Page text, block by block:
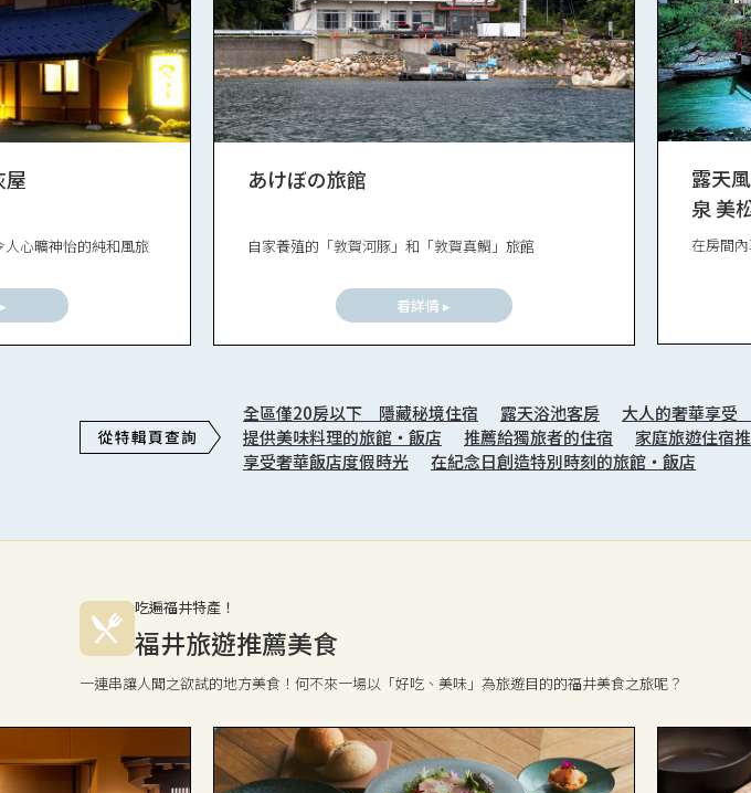
屋
心曠神怡的純和風旅
あけぼの旅館
自家養殖的「敦賀河豚」和「敦賀真鯛」旅館
看詳情 ▸
露天
泉 美
在房間
全區僅20房以下 隱藏秘境住宿 露天浴池客房 大人的奢華享受
提供美味料理的旅館・飯店
推薦給獨旅者的住宿 家庭旅遊住宿
享受奢華飯店度假時光
在紀念日創造特別時刻的旅館・飯店
吃遍福井特產！
福井旅遊推薦美食
一連串讓人聞之欲試的地方美食！何不來一場以「好吃、美味」為旅遊目的的福井美食之旅呢？